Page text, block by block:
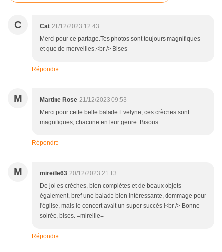
C Cat 21/12/2023 12:43
Merci pour ce partage.Tes photos sont toujours magnifiques
et que de merveilles.<br /> Bises
Répondre
M Martine Rose 21/12/2023 09:53
Merci pour cette belle balade Evelyne, ces crèches sont
magnifiques, chacune en leur genre. Bisous.
Répondre
M mireille63 20/12/2023 21:13
De jolies crèches, bien complètes et de beaux objets
également, bref une balade bien intéressante, dommage pour
l'église, mais le concert avait un super succès !<br /> Bonne
soirée, bises. =mireille=
Répondre